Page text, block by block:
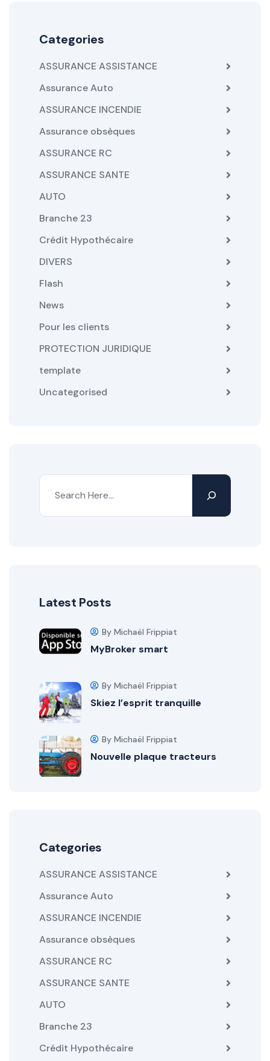
Categories
ASSURANCE ASSISTANCE
Assurance Auto
ASSURANCE INCENDIE
Assurance obsèques
ASSURANCE RC
ASSURANCE SANTE
AUTO
Branche 23
Crédit Hypothécaire
DIVERS
Flash
News
Pour les clients
PROTECTION JURIDIQUE
template
Uncategorised
Latest Posts
MyBroker smart
By Michaël Frippiat
Skiez l’esprit tranquille
By Michaël Frippiat
Nouvelle plaque tracteurs
By Michaël Frippiat
Categories
ASSURANCE ASSISTANCE
Assurance Auto
ASSURANCE INCENDIE
Assurance obsèques
ASSURANCE RC
ASSURANCE SANTE
AUTO
Branche 23
Crédit Hypothécaire